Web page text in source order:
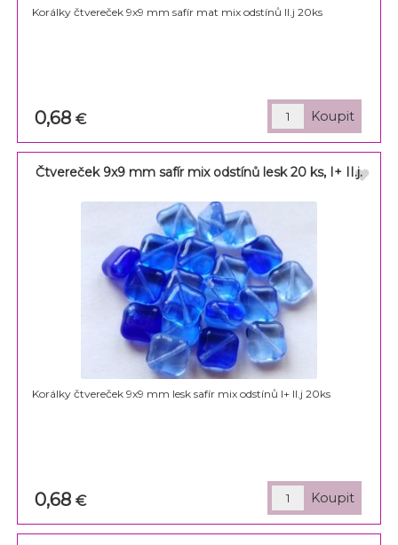
Korálky čtvereček 9x9 mm safír mat mix odstínů II.j 20ks
0,68€
Čtvereček 9x9 mm safír mix odstínů lesk 20 ks, I+ II.j.
Korálky čtvereček 9x9 mm lesk safír mix odstínů I+ II.j 20ks
0,68€